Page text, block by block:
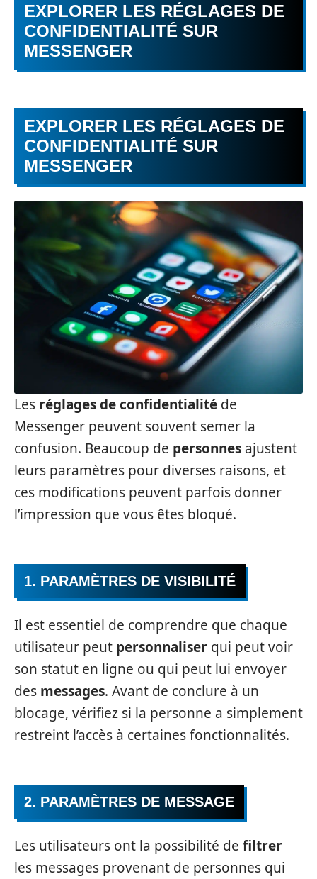
EXPLORER LES RÉGLAGES DE
CONFIDENTIALITÉ SUR
MESSENGER
EXPLORER LES RÉGLAGES DE
CONFIDENTIALITÉ SUR
MESSENGER
Les réglages de confidentialité de
Messenger peuvent souvent semer la
confusion. Beaucoup de personnes ajustent
leurs paramètres pour diverses raisons, et
ces modifications peuvent parfois donner
l’impression que vous êtes bloqué.
1. PARAMÈTRES DE VISIBILITÉ
Il est essentiel de comprendre que chaque
utilisateur peut personnaliser qui peut voir
son statut en ligne ou qui peut lui envoyer
des messages. Avant de conclure à un
blocage, vérifiez si la personne a simplement
restreint l’accès à certaines fonctionnalités.
2. PARAMÈTRES DE MESSAGE
Les utilisateurs ont la possibilité de filtrer
les messages provenant de personnes qui